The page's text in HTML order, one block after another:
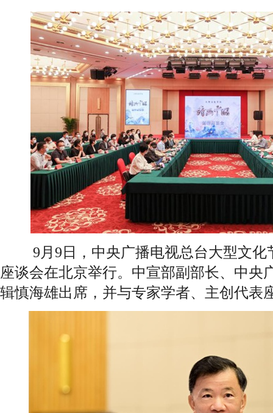
9月9日，中央广播电视总台大型文化
座谈会在北京举行。中宣部副部长、中央
辑慎海雄出席，并与专家学者、主创代表